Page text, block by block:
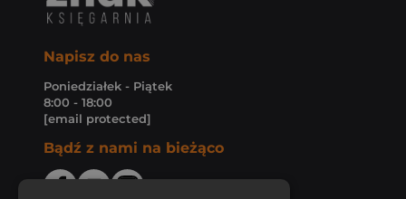
Napisz do nas
Poniedziałek - Piątek
8:00 - 18:00
[email protected]
Bądź z nami na bieżąco